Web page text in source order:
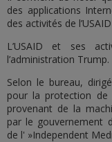
des applications
des activités de
L’USAID et ses
l’administration Trump.
Selon le bureau,
pour la protection de
provenant de la
par le gouvernement
de l' »Independent